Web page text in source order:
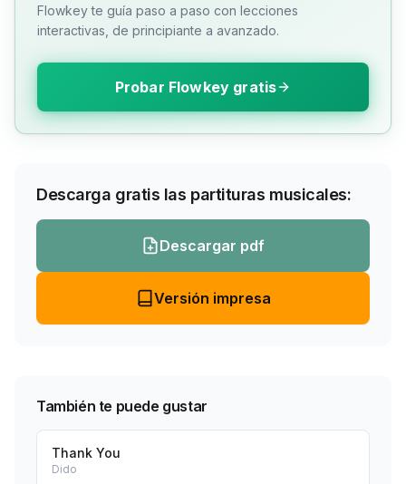
Flowkey te guía paso a paso con lecciones
interactivas, de principiante a avanzado.
Probar Flowkey gratis
Descarga gratis las partituras musicales:
Descargar pdf
Versión impresa
También te puede gustar
Thank You
Dido